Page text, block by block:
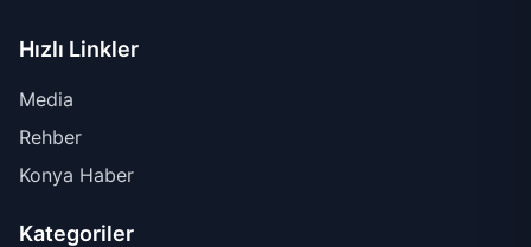
Hızlı Linkler
Media
Rehber
Konya Haber
Kategoriler